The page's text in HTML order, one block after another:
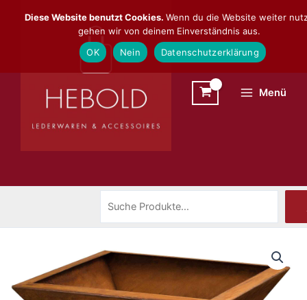
Inhalt
Menü
Diese Website benutzt Cookies. Wenn du die Website weiter
gehen wir von deinem Einverständnis aus.
OK
Nein Datenschutzerklärung